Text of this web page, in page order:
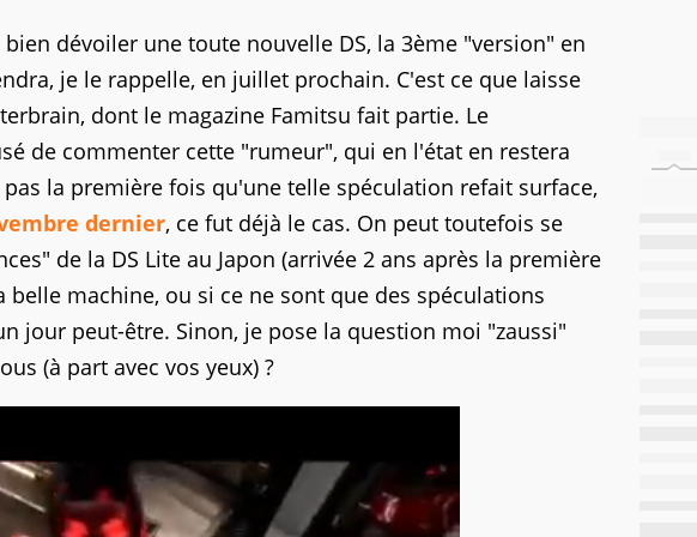
dévoiler une toute nouvelle DS, la 3ème "version" en
je le rappelle, en juillet prochain. C'est ce que laisse
dont le magazine Famitsu fait partie. Le
de commenter cette "rumeur", qui en l'état en restera
la première fois qu'une telle spéculation refait surface,
dernier, ce fut déjà le cas. On peut toutefois se
de la DS Lite au Japon (arrivée 2 ans après la première
machine, ou si ce ne sont que des spéculations
jour peut-être. Sinon, je pose la question moi "zaussi"
(à part avec vos yeux) ?